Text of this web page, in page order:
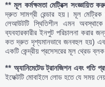
** মূল কর্মক্ষমতামেট্রিক্স সংজ্ঞায়িত
দ্রুত সামগ্রী রেন্ডার হয়। মূল
লেআউটটি স্থিতিশীল এমন
ব্যবহারকারীর ইনপুট পরিচালনা করার
কত দ্রুত দৃশ্যমানভাবে জনবহুল হয়)
একটি কেন্দ্রীয় প্রসেসরের মূল থ্রেড
** অ্যানিমেটেডট্রানজিশন এবংগতি
ইফেক্টটি মোবাইলে লোড হতে যে সময়